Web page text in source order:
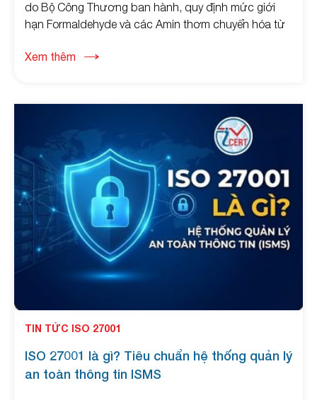
do Bộ Công Thương ban hành, quy định mức giới
hạn Formaldehyde và các Amin thơm chuyển hóa từ
chuẩn áp dụng đối với nhiều tổ chức, cá nhân sản
Xem thêm
TIN TỨC ISO 27001
ISO 27001 là gì? Tiêu chuẩn hệ thống quản lý
an toàn thông tin ISMS